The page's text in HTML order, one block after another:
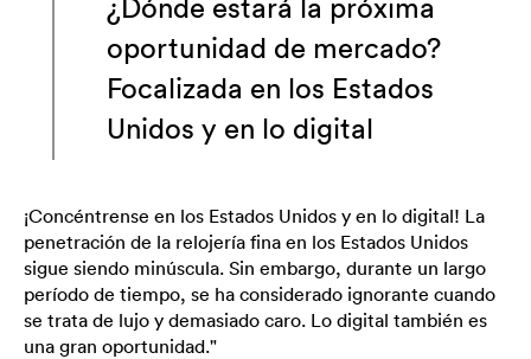
oportunidad de mercado?
Focalizada en los Estados
Unidos y en lo digital
¡Concéntrense en los Estados Unidos y en lo digital! La
penetración de la relojería fina en los Estados Unidos
sigue siendo minúscula. Sin embargo, durante un largo
período de tiempo, se ha considerado ignorante cuando
se trata de lujo y demasiado caro. Lo digital también es
una gran oportunidad."